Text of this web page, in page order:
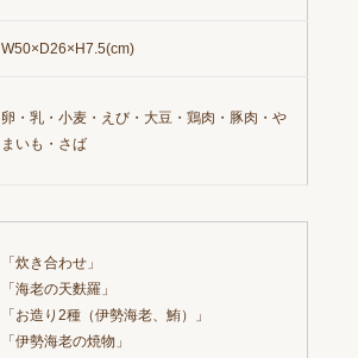
W50×D26×H7.5(cm)
卵・乳・小麦・えび・大豆・鶏肉・豚肉・や
まいも・さば
「炊き合わせ」
「海老の天麩羅」
「お造り2種（伊勢海老、鮪）」
「伊勢海老の焼物」